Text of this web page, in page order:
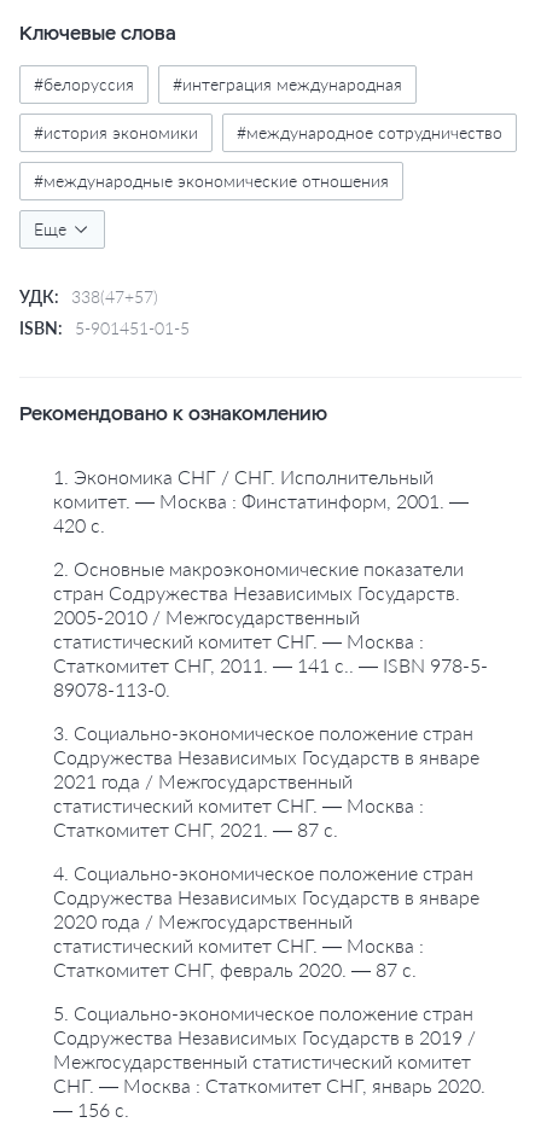
Ключевые слова
#белоруссия #интеграция международная
#история экономики #международное сотрудничество
#международные экономические отношения
#политические системы
Еще
УДК:
338(47+57)
ISBN:
5-901451-01-5
Рекомендовано к ознакомлению
1. Экономика СНГ / СНГ. Исполнительный
комитет. — Москва : Финстатинформ, 2001. —
420 с.
2. Основные макроэкономические показатели
стран Содружества Независимых Государств.
2005-2010 / Межгосударственный
статистический комитет СНГ. — Москва :
Статкомитет СНГ, 2011. — 141 с.. — ISBN 978-5-
89078-113-0.
3. Социально-экономическое положение стран
Содружества Независимых Государств в январе
2021 года / Межгосударственный
статистический комитет СНГ. — Москва :
Статкомитет СНГ, 2021. — 87 с.
4. Социально-экономическое положение стран
Содружества Независимых Государств в январе
2020 года / Межгосударственный
статистический комитет СНГ. — Москва :
Статкомитет СНГ, февраль 2020. — 87 с.
5. Социально-экономическое положение стран
Содружества Независимых Государств в 2019 /
Межгосударственный статистический комитет
СНГ. — Москва : Статкомитет СНГ, январь 2020.
— 156 с.